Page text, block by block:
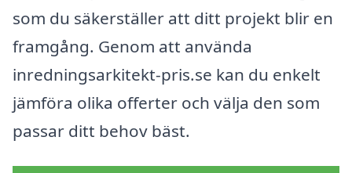
som du säkerställer att ditt projekt blir en
framgång. Genom att använda
inredningsarkitekt-pris.se kan du enkelt
jämföra olika offerter och välja den som
passar ditt behov bäst.